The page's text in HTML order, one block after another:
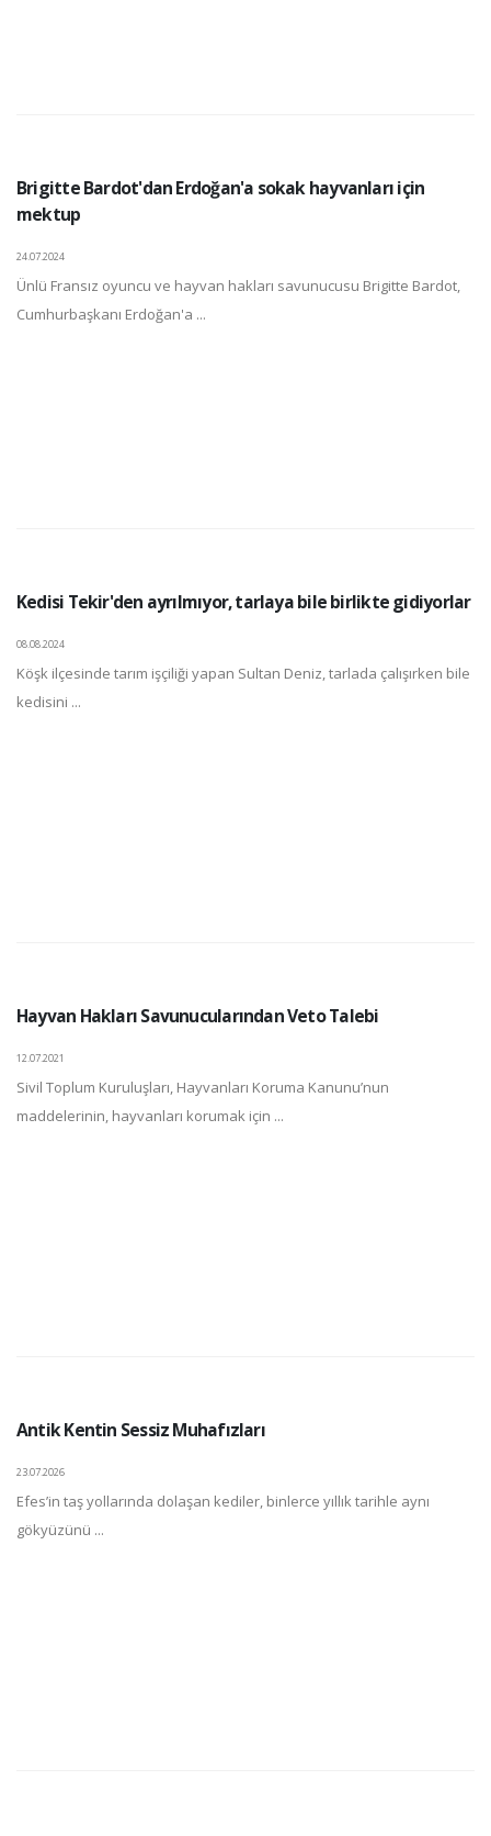
Brigitte Bardot'dan Erdoğan'a sokak hayvanları için
mektup
24.07.2024
Ünlü Fransız oyuncu ve hayvan hakları savunucusu Brigitte Bardot,
Cumhurbaşkanı Erdoğan'a ...
Kedisi Tekir'den ayrılmıyor, tarlaya bile birlikte gidiyorlar
08.08.2024
Köşk ilçesinde tarım işçiliği yapan Sultan Deniz, tarlada çalışırken bile
kedisini ...
Hayvan Hakları Savunucularından Veto Talebi
12.07.2021
Sivil Toplum Kuruluşları, Hayvanları Koruma Kanunu’nun
maddelerinin, hayvanları korumak için ...
Antik Kentin Sessiz Muhafızları
23.07.2026
Efes’in taş yollarında dolaşan kediler, binlerce yıllık tarihle aynı
gökyüzünü ...